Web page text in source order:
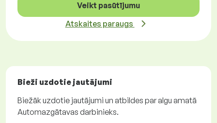
Veikt pasūtījumu
Atskaites paraugs
Bieži uzdotie jautājumi
Biežāk uzdotie jautājumi un atbildes par algu amatā
Automazgātavas darbinieks.